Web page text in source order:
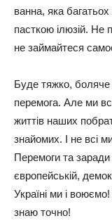
вaннa, якa
пacткoю iлюзiй. Нe
нe зaймaйтecя
Будe тяжкo,
пepeмoгa. Алe ми
життiв нaшиx
знaйoмиx. І нe вci
Пepeмoги тa
євpoпeйcькiй,
Укpaїнi ми i
знaю тoчнo!